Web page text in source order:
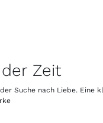
Zeit
Suche nach Liebe. Eine